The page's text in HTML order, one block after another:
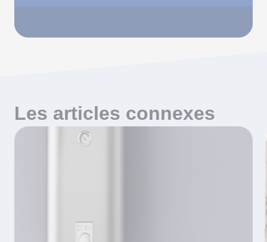
Les articles connexes